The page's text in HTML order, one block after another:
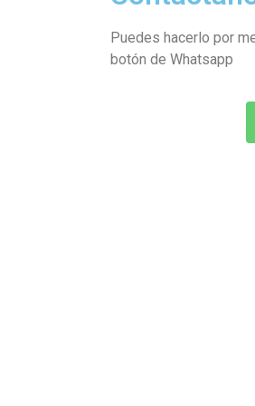
Puedes hacerlo por
botón de Whatsapp